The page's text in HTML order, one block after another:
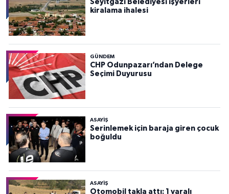
Seyitgazi Belediyesi işyerleri
kiralama ihalesi
GÜNDEM
CHP Odunpazarı’ndan Delege
Seçimi Duyurusu
ASAYİŞ
Serinlemek için baraja giren çocuk
boğuldu
ASAYİŞ
Otomobil takla attı: 1 yaralı